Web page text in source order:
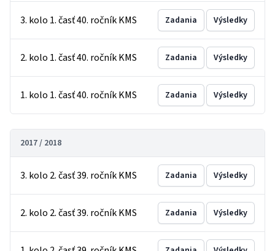
3. kolo 1. časť 40. ročník KMS Zadania Výsledky
2. kolo 1. časť 40. ročník KMS Zadania Výsledky
1. kolo 1. časť 40. ročník KMS Zadania Výsledky
2017 / 2018
3. kolo 2. časť 39. ročník KMS Zadania Výsledky
2. kolo 2. časť 39. ročník KMS Zadania Výsledky